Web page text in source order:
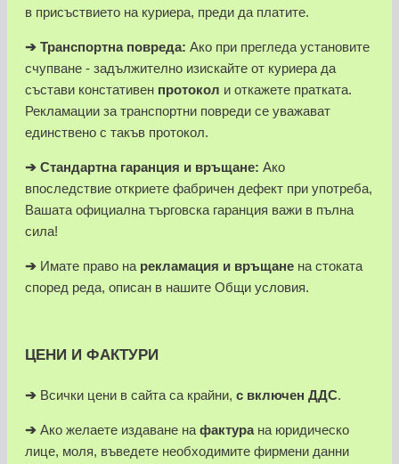
в присъствието на куриера, преди да платите.
➔ Транспортна повреда: Ако при прегледа установите
счупване - задължително изискайте от куриера да
състави констативен протокол и откажете пратката.
Рекламации за транспортни повреди се уважават
единствено с такъв протокол.
➔ Стандартна гаранция и връщане: Ако
впоследствие откриете фабричен дефект при употреба,
Вашата официална търговска гаранция важи в пълна
сила!
➔ Имате право на рекламация и връщане на стоката
според реда, описан в нашите Общи условия.
ЦЕНИ И ФАКТУРИ
➔ Всички цени в сайта са крайни, с включен ДДС.
➔ Ако желаете издаване нафактура на юридическо
лице, моля, въведете необходимите фирмени данни